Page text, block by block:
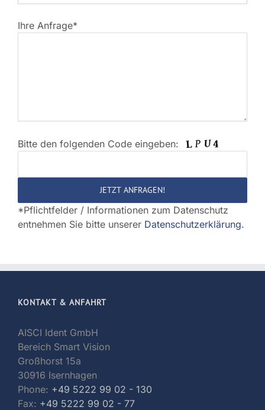
Ihre Anfrage*
Bitte
Feld
leer.
Bitte den folgenden Code eingeben:
*Pflichtfelder / Informationen zum Datenschutz
entnehmen Sie bitte unserer Datenschutzerklärung.
KONTAKT & ANFAHRT
AISCI Ident GmbH
Bereich Smart Vision
Großhorst 15a
30916 Isernhagen
Phone: +49 5222 99 02 - 130
Fax: +49 5222 99 02 - 77